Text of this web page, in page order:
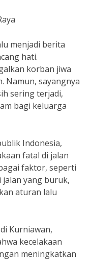
menjadi berita
hati.
korban jiwa
Namun, sayangnya
sering terjadi,
bagi keluarga
Indonesia,
fatal di jalan
faktor, seperti
yang buruk,
aturan lalu
Kurniawan,
kecelakaan
meningkatkan